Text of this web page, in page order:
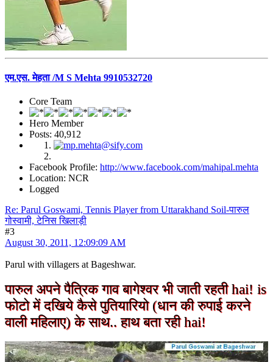
एम.एस. मेहता /M S Mehta 9910532720
Core Team
Hero Member
Posts: 40,912
Facebook Profile: http://www.facebook.com/mahipal.mehta
Location: NCR
Logged
Re: Parul Goswami, Tennis Player from Uttarakhand Soil-पारुल
गोस्वामी, टेनिस खिलाड़ी
#3
August 30, 2011, 12:09:09 AM
Parul with villagers at Bageshwar.
पारुल अपने पैत्रिक गाव बागेश्वर भी जाती रहती hai! is
फोटो में दखिये कैसे पुतियारियो (धान की रुपाई करने
वाली महिलाए) के साथ.. हाथ बता रही hai!